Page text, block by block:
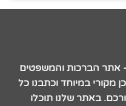
אתר הברכות והמשפטים
מקורי במיוחד וכתבנו כל
באתר שלנו תוכלו